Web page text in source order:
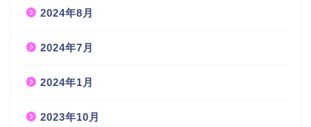
2024年8月
2024年7月
2024年1月
2023年10月